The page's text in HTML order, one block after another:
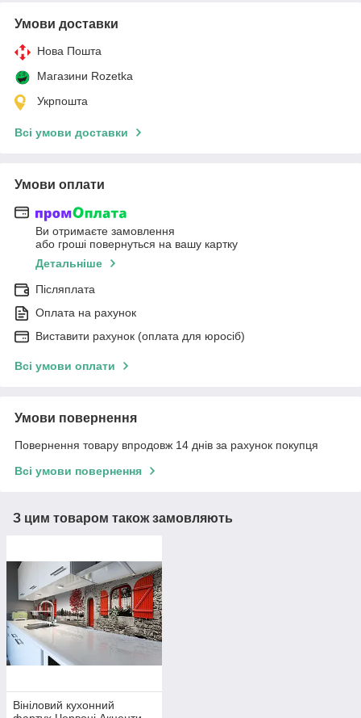
Умови доставки
Нова Пошта
Магазини Rozetka
Укрпошта
Всі умови доставки
Умови оплати
Ви отримаєте замовлення
або гроші повернуться на вашу картку
Детальніше
Післяплата
Оплата на рахунок
Виставити рахунок (оплата для юросіб)
Всі умови оплати
Умови повернення
Повернення товару впродовж 14 днів за рахунок покупця
Всі умови повернення
З цим товаром також замовляють
Вініловий кухонний